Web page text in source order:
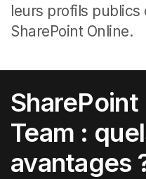
leurs profils publics
SharePoint Online.
Team :
avantages